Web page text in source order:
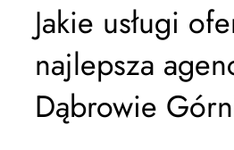
Jakie usługi
najlepsza
Dąbrowie